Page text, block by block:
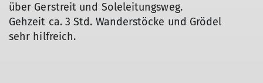
über Gerstreit und Soleleitungsweg.
Gehzeit ca. 3 Std. Wanderstöcke und Grödel
sehr hilfreich.